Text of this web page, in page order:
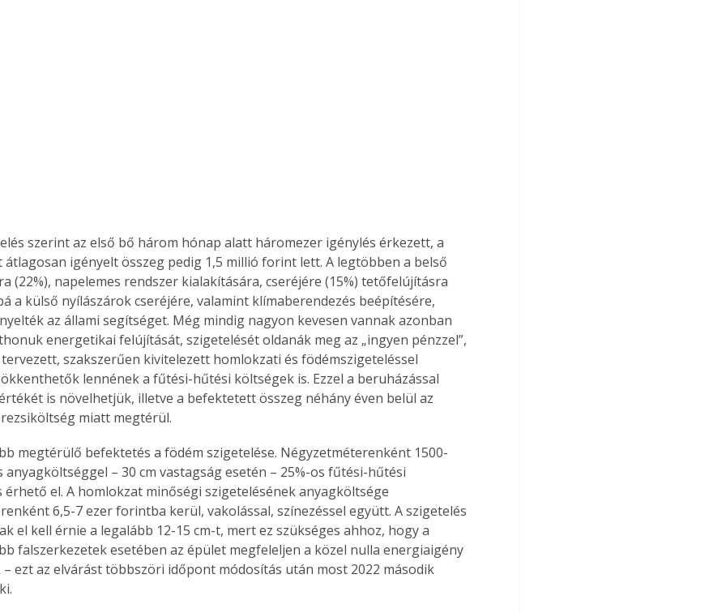
szerint az első bő három hónap alatt háromezer igénylés érkezett, a
átlagosan igényelt összeg pedig 1,5 millió forint lett. A legtöbben a belső
(22%), napelemes rendszer kialakítására, cseréjére (15%) tetőfelújításra
a külső nyílászárok cseréjére, valamint klímaberendezés beépítésére,
az állami segítséget. Még mindig nagyon kevesen vannak azonban
energetikai felújítását, szigetelését oldanák meg az „ingyen pénzzel”,
szakszerűen kivitelezett homlokzati és födémszigeteléssel
lennének a fűtési-hűtési költségek is. Ezzel a beruházással
is növelhetjük, illetve a befektetett összeg néhány éven belül az
miatt megtérül.
megtérülő befektetés a födém szigetelése. Négyzetméterenként 1500-
– 30 cm vastagság esetén – 25%-os fűtési-hűtési
érhető el. A homlokzat minőségi szigetelésének anyagköltsége
6,5-7 ezer forintba kerül, vakolással, színezéssel együtt. A szigetelés
el kell érnie a legalább 12-15 cm-t, mert ez szükséges ahhoz, hogy a
falszerkezetek esetében az épület megfeleljen a közel nulla energiaigény
ezt az elvárást többszöri időpont módosítás után most 2022 második